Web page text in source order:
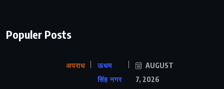
Populer Posts
अपराध
ऊधम
सिंह नगर
AUGUST
7, 2026